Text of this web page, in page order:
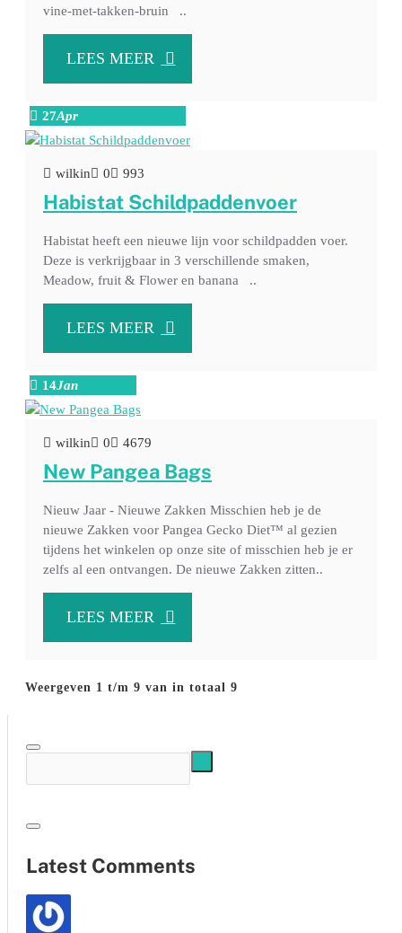
vine-met-takken-bruin ..
LEES MEER
27Apr
wilkin 0 993
Habistat Schildpaddenvoer
Habistat heeft een nieuwe lijn voor schildpadden voer.
Deze is verkrijgbaar in 3 verschillende smaken,
Meadow, fruit & Flower en banana ..
LEES MEER
14Jan
wilkin 0 4679
New Pangea Bags
Nieuw Jaar - Nieuwe Zakken Misschien heb je de
nieuwe Zakken voor Pangea Gecko Diet™ al gezien
tijdens het winkelen op onze site of misschien heb je er
zelfs al een ontvangen. De nieuwe Zakken zitten..
LEES MEER
Weergeven 1 t/m 9 van in totaal 9
Latest Comments